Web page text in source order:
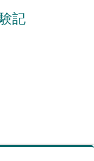
記